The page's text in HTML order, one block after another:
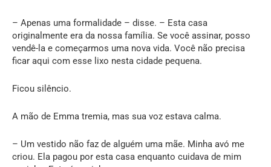
– Apenas uma formalidade – disse. – Esta casa
originalmente era da nossa família. Se você assinar, posso
vendê-la e começarmos uma nova vida. Você não precisa
ficar aqui com esse lixo nesta cidade pequena.
Ficou silêncio.
A mão de Emma tremia, mas sua voz estava calma.
– Um vestido não faz de alguém uma mãe. Minha avó me
criou. Ela pagou por esta casa enquanto cuidava de mim